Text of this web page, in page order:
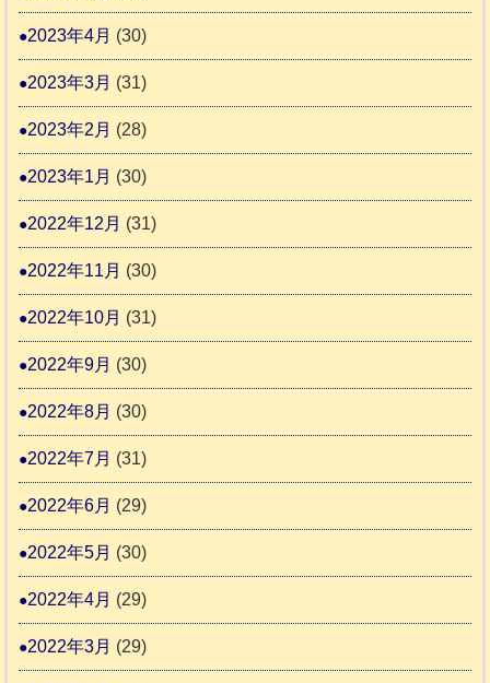
2023年4月 (30)
2023年3月 (31)
2023年2月 (28)
2023年1月 (30)
2022年12月 (31)
2022年11月 (30)
2022年10月 (31)
2022年9月 (30)
2022年8月 (30)
2022年7月 (31)
2022年6月 (29)
2022年5月 (30)
2022年4月 (29)
2022年3月 (29)